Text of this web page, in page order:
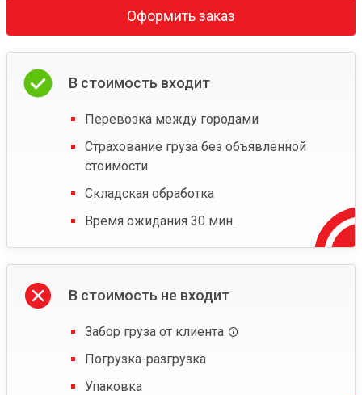
Оформить заказ
В стоимость входит
Перевозка между городами
Страхование груза без объявленной
стоимости
Складская обработка
Время ожидания 30 мин.
В стоимость не входит
Забор груза от клиента
Погрузка-разгрузка
Упаковка